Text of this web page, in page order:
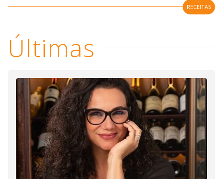
RECEITAS
Últimas